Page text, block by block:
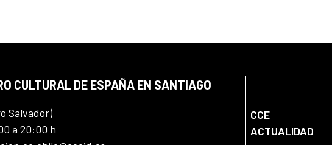
CULTURAL DE ESPAÑA EN SANTIAGO
Salvador)
a 20:00 h
CCE
ACTUALIDAD